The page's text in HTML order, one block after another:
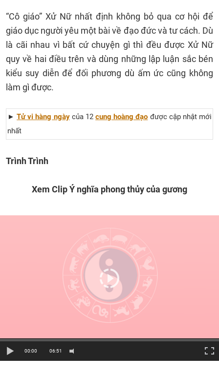
“Cô giáo” Xử Nữ nhất định không bỏ qua cơ hội để
giáo dục người yêu một bài về đạo đức và tư cách. Dù
là cãi nhau vì bất cứ chuyện gì thì đều được Xử Nữ
quy về hai điều trên và dùng những lập luận sắc bén
kiểu suy diễn để đối phương dù ấm ức cũng không
làm gì được.
►Tử vi hàng ngàycủa 12cung hoàng đạo được cập nhật mới
nhất
Trình Trình
Xem Clip Ý nghĩa phong thủy của gương
00:00 06:51